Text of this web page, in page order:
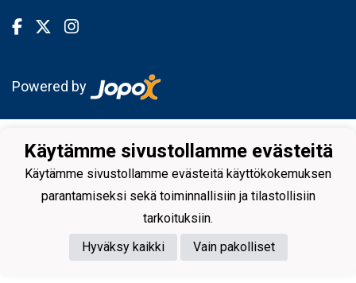
Powered by
Käytämme sivustollamme evästeitä
Käytämme sivustollamme evästeitä käyttökokemuksen
parantamiseksi sekä toiminnallisiin ja tilastollisiin
tarkoituksiin.
Hyväksy kaikki
Vain pakolliset